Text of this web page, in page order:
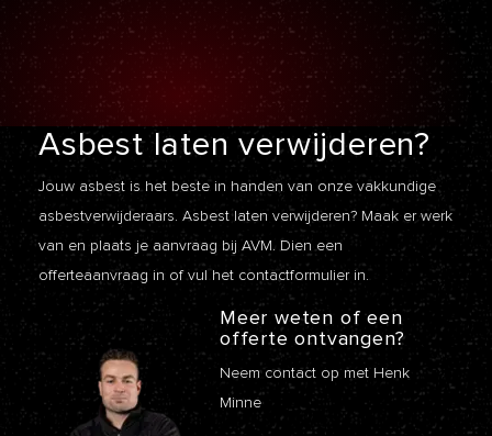
Asbest latenverwijderen?
Jouw asbest is het beste in handen van onze vakkundige
asbestverwijderaars. Asbest laten verwijderen? Maak er werk
van en plaats je aanvraag bij AVM. Dien een
offerteaanvraag in of vul het contactformulier in.
Meer weten of een
offerte ontvangen?
Neem contact op met Henk
Minne